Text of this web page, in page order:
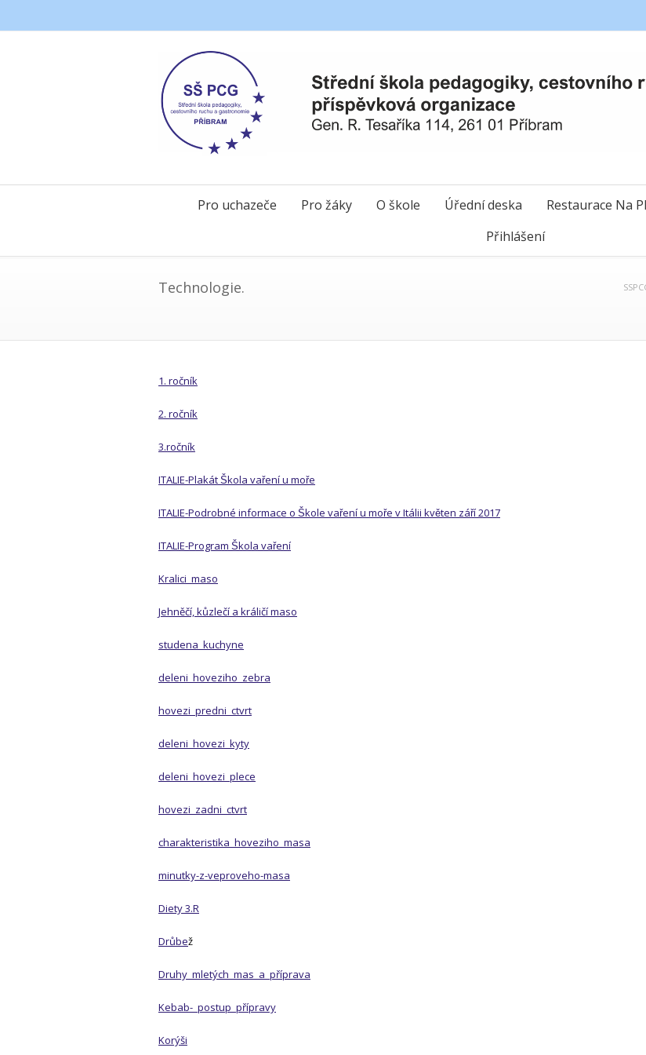
Pro uchazeče Pro žáky O škole Úřední deska Restaurace Na
Přihlášení
Technologie.
1. ročník
2. ročník
3.ročník
ITALIE-Plakát Škola vaření u moře
ITALIE-Podrobné informace o Škole vaření u moře v Itálii květen září 2017
ITALIE-Program Škola vaření
Kralici_maso
Jehněčí, kůzlečí a králičí maso
studena_kuchyne
deleni_hoveziho_zebra
hovezi_predni_ctvrt
deleni_hovezi_kyty
deleni_hovezi_plece
hovezi_zadni_ctvrt
charakteristika_hoveziho_masa
minutky-z-veproveho-masa
Diety 3.R
Drůbež
Druhy_mletých_mas_a_příprava
Kebab-_postup_přípravy
Korýši